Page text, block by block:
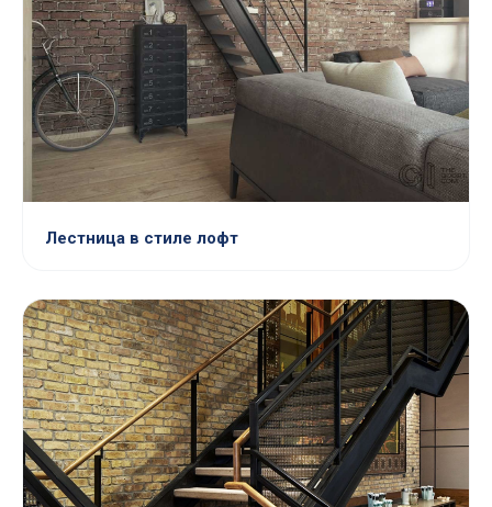
Лестница в стиле лофт